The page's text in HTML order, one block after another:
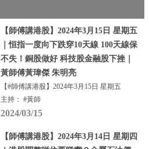
【師傅講港股】2024年3月15日 星期五
｜恒指一度向下跌穿10天線 100天線保
不失！銅股做好 科技股金融股下挫｜
黃師傅黃瑋傑 朱明亮
【#師傅講港股】2024年3月15日 星期五
主持： #黃師
2024/03/15
【師傅講港股】2024年3月14日 星期四